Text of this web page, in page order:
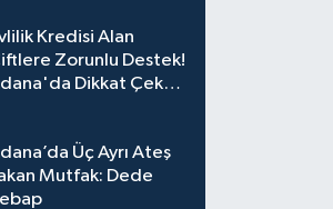
Kredisi Alan
Zorunlu Destek!
Dikkat Çeken
Üç Ayrı Ateş
Mutfak: Dede